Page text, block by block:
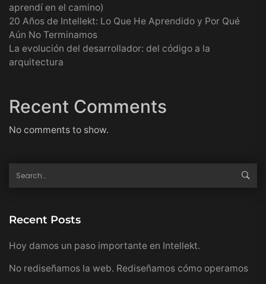
aprendí en el camino)
20 Años de Intellekt: Lo Que He Aprendido y Por Qué
Aún No Terminamos
La evolución del desarrollador: del código a la
arquitectura
Recent Comments
No comments to show.
Recent Posts
Hoy damos un paso importante en Intellekt.
No rediseñamos la web. Rediseñamos cómo operamos